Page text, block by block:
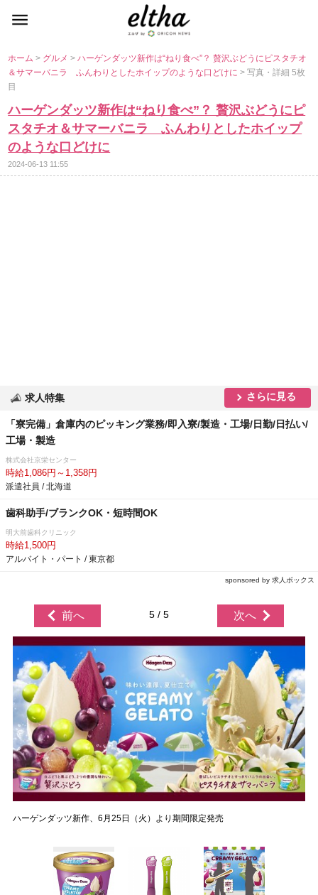
ホーム> グルメ>ハーゲンダッツ新作は“ねり食べ”？ 贅沢ぶどうにピスタチオ
＆サマーバニラ ふんわりとしたホイップのような口どけに> 写真・詳細 5枚
目
ハーゲンダッツ新作は“ねり食べ”？ 贅沢ぶどうにピ
スタチオ＆サマーバニラ ふんわりとしたホイップ
のような口どけに
2024-06-13 11:55
求人特集 さらに見る
「寮完備」倉庫内のピッキング業務/即入寮/製造・工場/日勤/日払い/
工場・製造
株式会社京栄センター
時給1,086円～1,358円
派遣社員 / 北海道
歯科助手/ブランクOK・短時間OK
明大前歯科クリニック
時給1,500円
アルバイト・パート / 東京都
sponsored by 求人ボックス
前へ 5 / 5 次へ
ハーゲンダッツ新作、6月25日（火）より期間限定発売